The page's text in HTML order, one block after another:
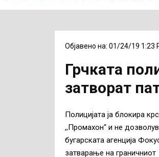
Објавено на: 01/24/19 1:23
Грчката
затворат
Полицијата ја блокира
,,Промахон“ и не
бугарската агенција
затварање на